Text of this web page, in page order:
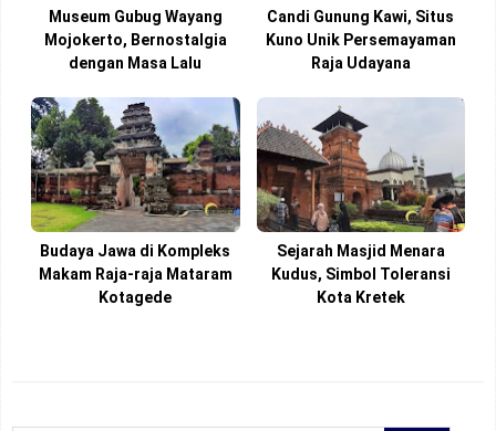
Museum Gubug Wayang
Mojokerto, Bernostalgia
dengan Masa Lalu
Candi Gunung Kawi, Situs
Kuno Unik Persemayaman
Raja Udayana
Budaya Jawa di Kompleks
Makam Raja-raja Mataram
Kotagede
Sejarah Masjid Menara
Kudus, Simbol Toleransi
Kota Kretek